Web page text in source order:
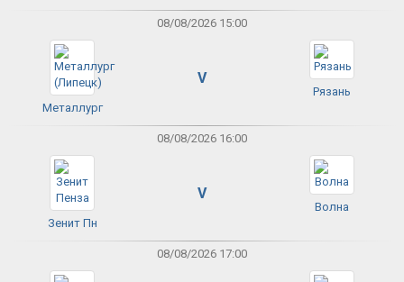
08/08/2026 15:00
Металлург
V
Рязань
08/08/2026 16:00
Зенит Пн
V
Волна
08/08/2026 17:00